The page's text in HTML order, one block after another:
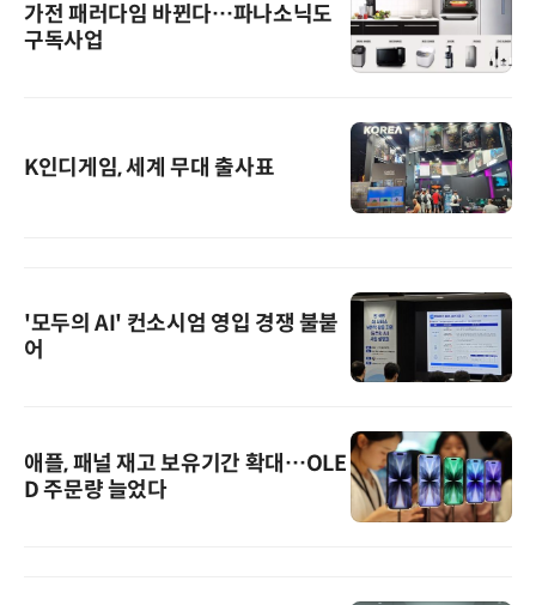
가전 패러다임 바뀐다…파나소닉도
구독사업
K인디게임, 세계 무대 출사표
'모두의 AI' 컨소시엄 영입 경쟁 불붙
어
애플, 패널 재고 보유기간 확대…OLE
D 주문량 늘었다